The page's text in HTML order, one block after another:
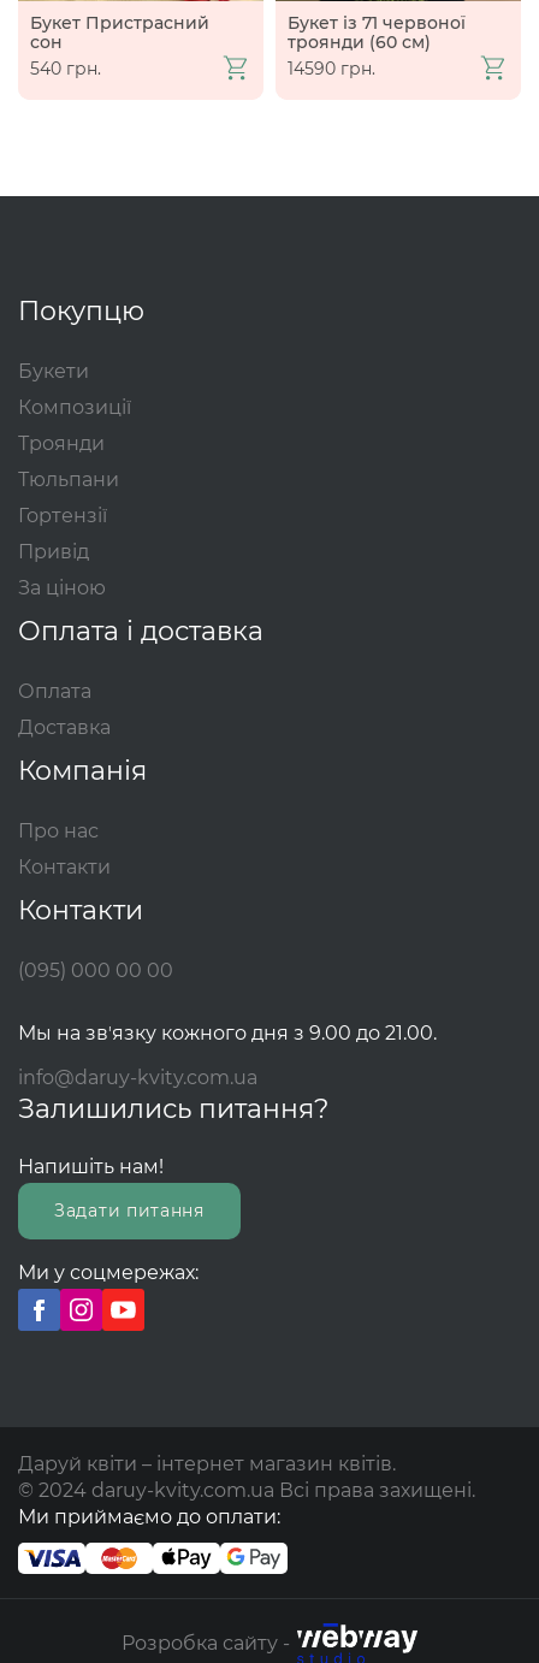
Букет Пристрасний
сон
540 грн.
Букет із 71 червоної
троянди (60 см)
14590 грн.
Покупцю
Букети
Композиції
Троянди
Тюльпани
Гортензії
Привід
За ціною
Оплата і доставка
Оплата
Доставка
Компанія
Про нас
Контакти
Контакти
(095) 000 00 00
Мы на звʼязку кожного дня з 9.00 до 21.00.
info@daruy-kvity.com.ua
Залишились питання?
Напишіть нам!
Задати питання
Ми у соцмережах:
Даруй квіти – інтернет магазин квітів.
© 2024 daruy-kvity.com.ua Всі права захищені.
Ми приймаємо до оплати:
Розробка сайту -